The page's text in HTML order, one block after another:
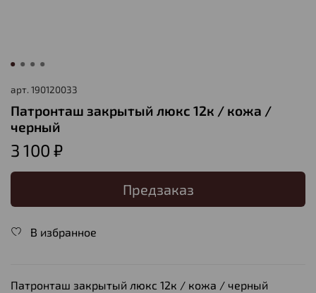
арт. 190120033
Патронташ закрытый люкс 12к / кожа /
черный
3 100 ₽
Предзаказ
В избранное
Патронташ закрытый люкс 12к / кожа / черный